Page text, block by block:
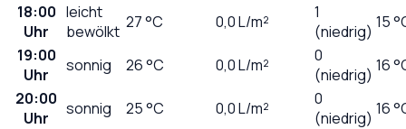
18:00
Uhr
leicht
bewölkt 27°C 0,0L/m²
1
(niedrig) 15
19:00
Uhr
sonnig 26°C 0,0L/m²
0
(niedrig) 16
20:00
Uhr
sonnig 25°C 0,0L/m²
0
(niedrig) 16